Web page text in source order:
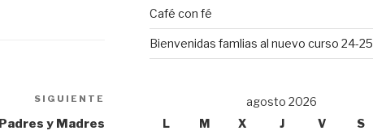
SIGUIENTE
y Madres
Café con fé
Bienvenidas famlias al nuevo curso 24-25
agosto 2026
L
M X J V S